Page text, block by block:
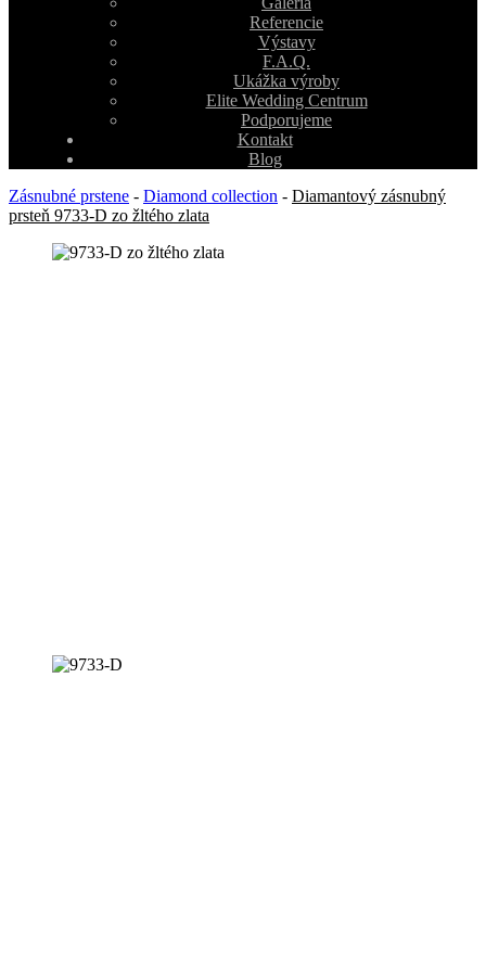
Referencie
Výstavy
F.A.Q.
Ukážka výroby
Elite Wedding Centrum
Podporujeme
Kontakt
Blog
Zásnubné prstene - Diamond collection - Diamantový zásnubný
prsteň 9733-D zo žltého zlata